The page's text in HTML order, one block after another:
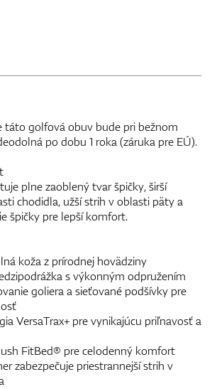
táto golfová obuv bude pri bežnom
po dobu 1 roka (záruka pre EÚ).
plne zaoblený tvar špičky, širší
chodidla, užší strih v oblasti päty a
špičky pre lepší komfort.
koža z prírodnej hovädziny
s výkonným odpružením
goliera a sieťované podšívky pre
VersaTrax+ pre vynikajúcu priľnavosť a
FitBed® pre celodenný komfort
zabezpečuje priestrannejší strih v